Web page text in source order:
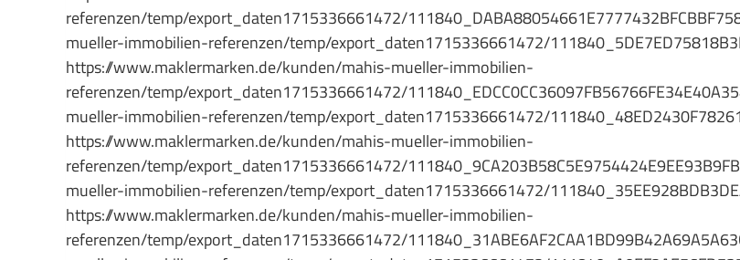
referenzen/temp/export_daten1715336661472/
mueller-immobilien-referenzen/temp/export_daten1715336661472/
https://www.maklermarken.de/kunden/mahis-mueller-immobilien-
referenzen/temp/export_daten1715336661472/
mueller-immobilien-referenzen/temp/export_daten1715336661472/
https://www.maklermarken.de/kunden/mahis-mueller-immobilien-
referenzen/temp/export_daten1715336661472/
mueller-immobilien-referenzen/temp/export_daten1715336661472/
https://www.maklermarken.de/kunden/mahis-mueller-immobilien-
referenzen/temp/export_daten1715336661472/